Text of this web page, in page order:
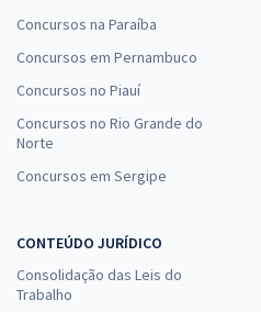
Concursos na Paraíba
Concursos em Pernambuco
Concursos no Piauí
Concursos no Rio Grande do
Norte
Concursos em Sergipe
CONTEÚDO JURÍDICO
Consolidação das Leis do
Trabalho